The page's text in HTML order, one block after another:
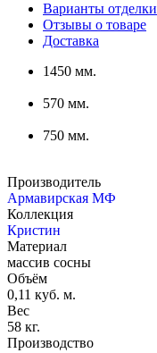
Варианты отделки
Отзывы о товаре
Доставка
1450 мм.
570 мм.
750 мм.
Производитель
Армавирская МФ
Коллекция
Кристин
Материал
массив сосны
Объём
0,11 куб. м.
Вес
58 кг.
Производство